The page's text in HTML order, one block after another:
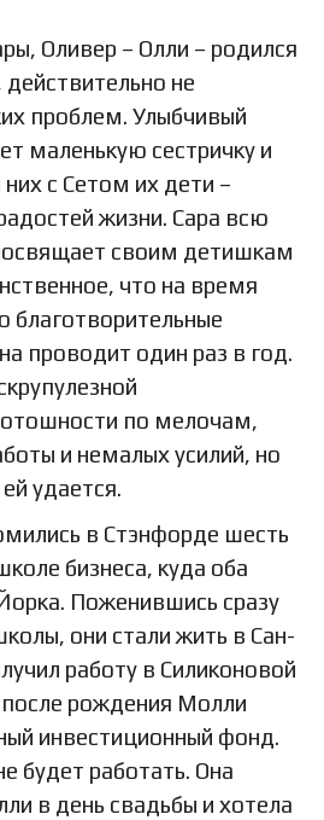
Оливер – Олли – родился
не
проблем. Улыбчивый
маленькую сестричку и
с Сетом их дети –
жизни. Сара всю
своим детишкам
что на время
благотворительные
проводит один раз в год.
по мелочам,
и немалых усилий, но
удается.
в Стэнфорде шесть
бизнеса, куда оба
Поженившись сразу
они стали жить в Сан-
работу в Силиконовой
рождения Молли
инвестиционный фонд.
будет работать. Она
в день свадьбы и хотела